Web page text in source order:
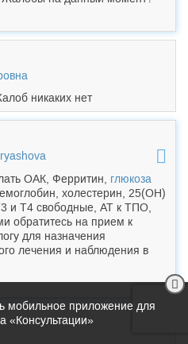
никаких нет
ОАК, Ферритин, глюкоза
холестерин, 25(ОН)
и Т4 свободные, АТ к ТПО,
обратитесь на прием к
для назначения
лечения и наблюдения в
мобильное приложение для
«Консультации»